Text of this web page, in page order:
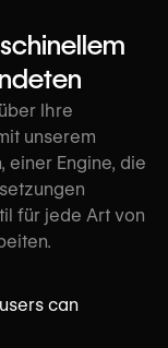
Ihre
unserem
einer Engine, die
für jede Art von